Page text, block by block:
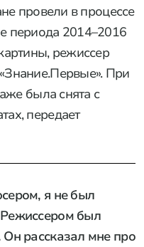
провели в процессе
периода 2014–2016
режиссер
При
была снята с
передает
я не был
был
рассказал мне про